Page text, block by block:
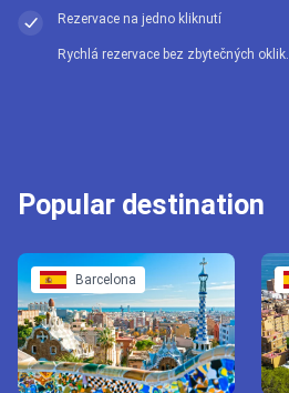
Rezervace na jedno kliknutí
Rychlá rezervace bez zbytečných oklik.
Popular destination
Barcelona